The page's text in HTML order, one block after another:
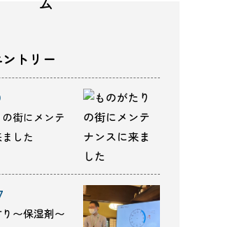
トリー
街にメンテ
した
〜保湿剤〜